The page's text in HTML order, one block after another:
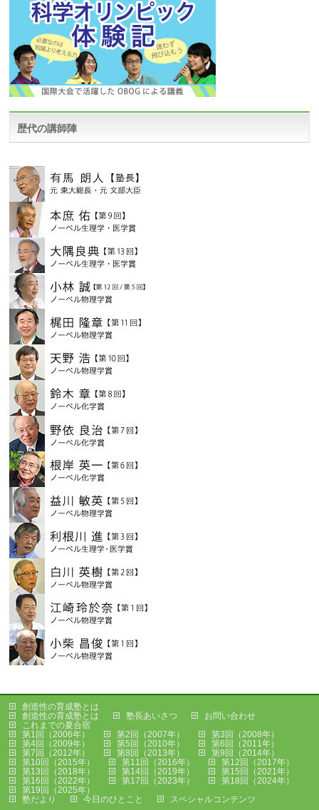
歴代の講師陣
創造性の育成塾とは
創造性の育成塾とは
塾長あいさつ
お問い合わせ
これまでの夏合宿
第1回（2006年）
第2回（2007年）
第3回（2008年）
第4回（2009年）
第5回（2010年）
第6回（2011年）
第7回（2012年）
第8回（2013年）
第9回（2014年）
第10回（2015年）
第11回（2016年）
第12回（2017年）
第13回（2018年）
第14回（2019年）
第15回（2021年）
第16回（2022年）
第17回（2023年）
第18回（2024年）
第19回（2025年）
塾だより
今日のひとこと スペシャルコンテンツ